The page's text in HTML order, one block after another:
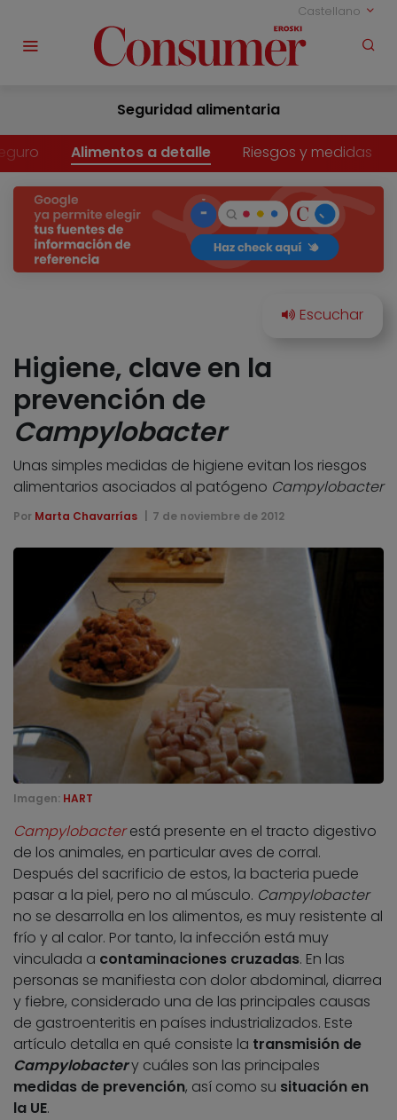
Castellano
Seguridad alimentaria
Alimentos a detalle Riesgos y medidas
Higiene, clave en la
prevención de
Campylobacter
Unas simples medidas de higiene evitan los riesgos
alimentarios asociados al patógeno Campylobacter
Por Marta Chavarrías 7 de noviembre de 2012
Imagen: HART
Campylobacterestá presente en el tracto digestivo
de los animales, en particular aves de corral.
Después del sacrificio de estos, la bacteria puede
pasar a la piel, pero no al músculo. Campylobacter
no se desarrolla en los alimentos, es muy resistente al
frío y al calor. Por tanto, la infección está muy
vinculada a contaminaciones cruzadas. En las
personas se manifiesta con dolor abdominal, diarrea
y fiebre, considerado una de las principales causas
de gastroenteritis en países industrializados. Este
artículo detalla en qué consiste la transmisión de
Campylobactery cuáles son las principales
medidas de prevención, así como su situación en
la UE.